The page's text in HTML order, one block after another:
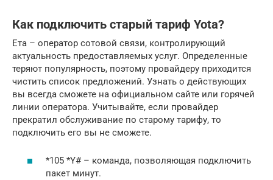
Как подключить старый тариф Yota?
Ета – оператор сотовой связи, контролирующий
актуальность предоставляемых услуг. Определенные
теряют популярность, поэтому провайдеру приходится
чистить список предложений. Узнать о действующих
вы всегда сможете на официальном сайте или горячей
линии оператора. Учитывайте, если провайдер
прекратил обслуживание по старому тарифу, то
подключить его вы не сможете.
*105 *Y# – команда, позволяющая подключить
пакет минут.